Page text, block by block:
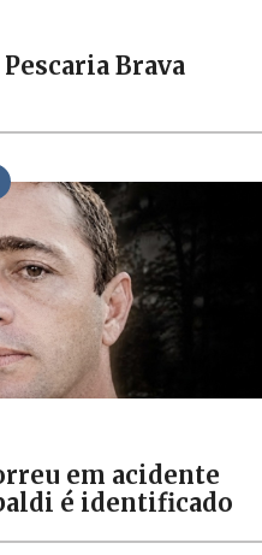
Brava
em acidente
é identificado